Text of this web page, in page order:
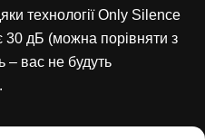
технології Only Silence
дБ (можна порівняти з
– вас не будуть